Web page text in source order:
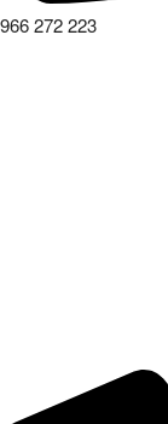
966 272 223